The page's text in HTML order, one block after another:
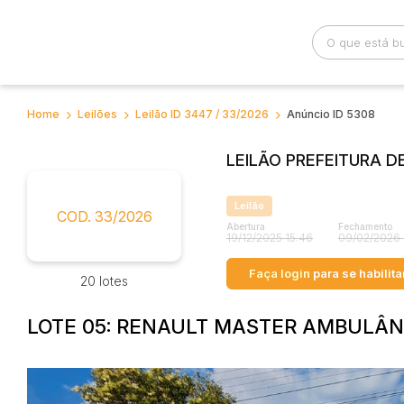
Busca por palavra-chave Categoria
Home Leilões Leilão ID 3447 / 33/2026 Anúncio ID 5308
COD. 33/2026
20 lotes
LEILÃO PREFEITURA
Leilão
Abertura
19/12/2025 15:46
Fechamento
09/02/2026
Faça login para se
LOTE 05: RENAULT MASTER